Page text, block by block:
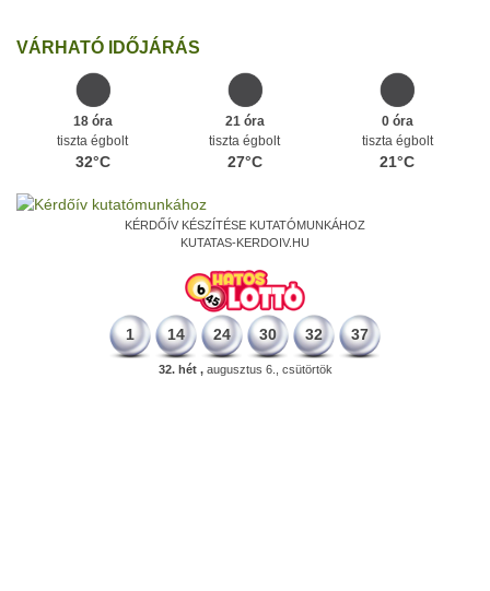
VÁRHATÓ IDŐJÁRÁS
18 óra
tiszta égbolt
32°C
21 óra
tiszta égbolt
27°C
0 óra
tiszta égbolt
21°C
KÉRDŐÍV KÉSZÍTÉSE KUTATÓMUNKÁHOZ
KUTATAS-KERDOIV.HU
1 14 24 30 32 37
32. hét ,augusztus 6., csütörtök